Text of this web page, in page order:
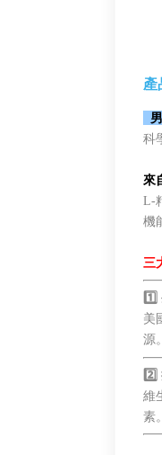
產
科
來
L-
機
三
美
源
維
素